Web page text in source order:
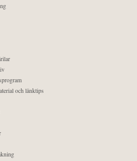
och länktips